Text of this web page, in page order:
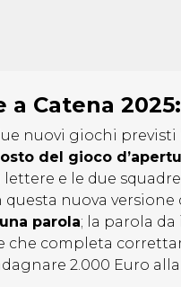
a Catena
nuovi giochi previsti
del gioco
e le due
questa nuova
parola; la parola
che completa
2.000 Euro